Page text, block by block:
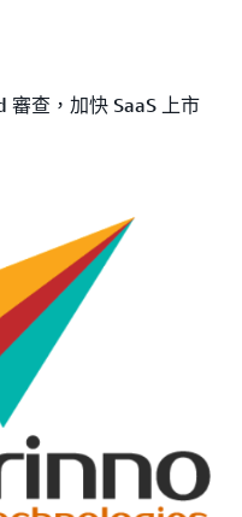
查，加快 SaaS 上市